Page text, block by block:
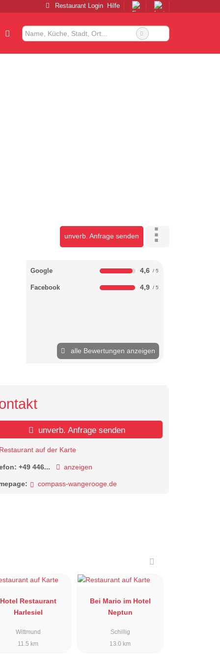
Restaurant Login Hilfe
unverb. Anfrage senden
Google 4,6
Facebook 4,9
alle Bewertungen anzeigen
unverb. Anfrage senden
Restaurant auf der Karte
+49 446... anzeigen
compass-wangerooge.de
Hotel Restaurant
Harlesiel
Wittmund
11.5 km
Bei Mario im Hotel
Neptun
Schillig
13.0 km